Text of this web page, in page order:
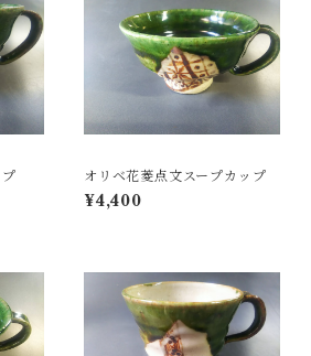
オリベ花菱点文スープカップ
¥4,400